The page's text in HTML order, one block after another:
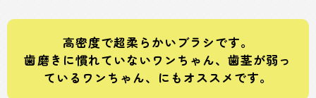
高密度で超柔らかいブラシです。
歯磨きに慣れていないワンちゃん、歯茎が弱っ
ているワンちゃん、にもオススメです。